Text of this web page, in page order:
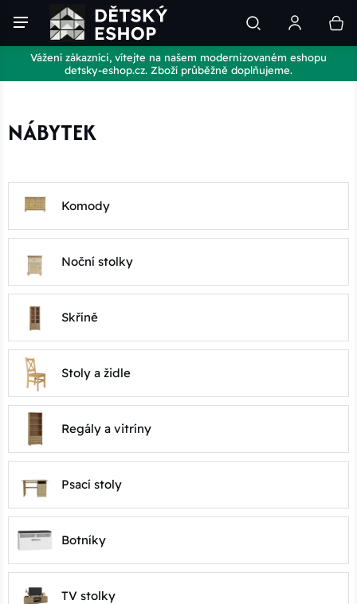
Vážení zákazníci, vítejte na našem modernizovaném eshopu
detsky-eshop.cz. Zboží průběžně doplňujeme.
NÁBYTEK
Komody
Noční stolky
Skříně
Stoly a židle
Regály a vitríny
Psací stoly
Botníky
TV stolky